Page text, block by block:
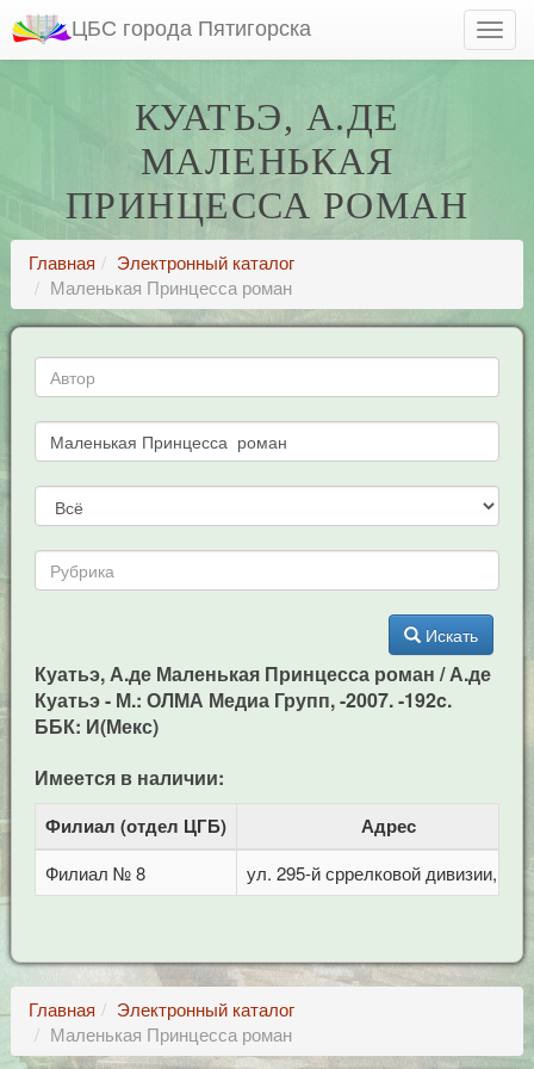
ЦБС города Пятигорска
КУАТЬЭ, А.ДЕ
МАЛЕНЬКАЯ
ПРИНЦЕССА РОМАН
Главная
Электронный каталог
Маленькая Принцесса роман
Искать
Куатьэ, А.де Маленькая Принцесса роман / А.де
Куатьэ - М.: ОЛМА Медиа Групп, -2007. -192c.
ББК: И(Мекс)
Имеется в наличии:
Филиал (отдел ЦГБ) Адрес
Филиал № 8 ул. 295-й сррелковой дивизии, 114
Главная
Электронный каталог
Маленькая Принцесса роман